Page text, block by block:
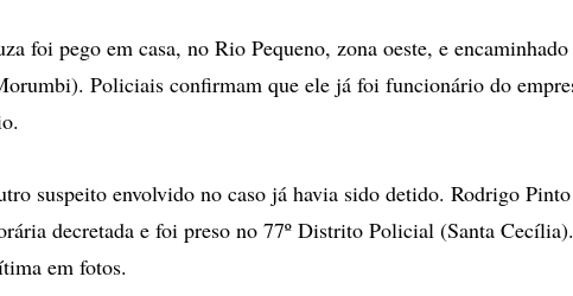
foi pego em casa, no Rio Pequeno, zona oeste, e encaminhado
Policiais confirmam que ele já foi funcionário do
suspeito envolvido no caso já havia sido detido. Rodrigo
decretada e foi preso no 77º Distrito Policial (Santa
em fotos.